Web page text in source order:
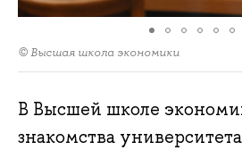
© Высшая школа экономики
В Высшей школе
знакомства